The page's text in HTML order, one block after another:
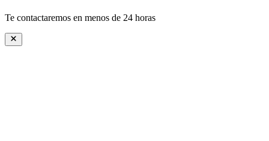
Te contactaremos en menos de 24 horas